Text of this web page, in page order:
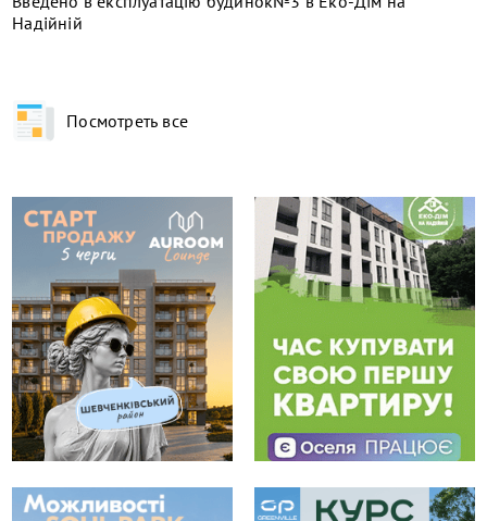
Надійній
Посмотреть все